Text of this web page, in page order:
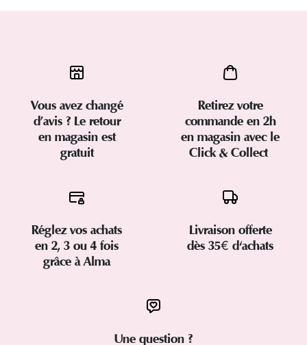
Vous avez changé
d’avis ? Le retour
en magasin est
gratuit
Retirez votre
commande en 2h
en magasin avec le
Click & Collect
Réglez vos achats
en 2, 3 ou 4 fois
grâce à Alma
Livraison offerte
dès 35€ d'achats
Une question ?